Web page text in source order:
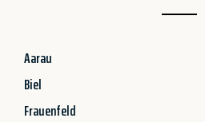
Aarau
Biel
Frauenfeld